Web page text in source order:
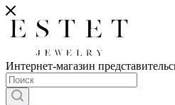
Интернет-магазин